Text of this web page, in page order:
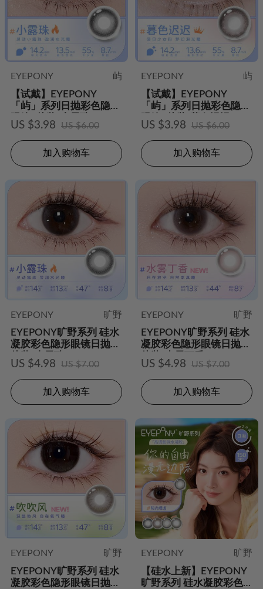
EYEPONY
屿
【试戴】EYEPONY
「屿」系列日抛彩色隐形
眼镜2片装-小露珠
US $3.98 US $6.00
加入购物车
EYEPONY
屿
【试戴】EYEPONY
「屿」系列日抛彩色隐形
眼镜2片装-暮色迟迟
US $3.98 US $6.00
加入购物车
EYEPONY
旷野
EYEPONY旷野系列 硅水
凝胶彩色隐形眼镜日抛2
片装-小露珠
US $4.98 US $7.00
加入购物车
EYEPONY
旷野
EYEPONY旷野系列 硅水
凝胶彩色隐形眼镜日抛2
片装-水雾丁香
US $4.98 US $7.00
加入购物车
EYEPONY
旷野
EYEPONY旷野系列 硅水
凝胶彩色隐形眼镜日抛2
EYEPONY
旷野
【硅水上新】EYEPONY
旷野系列 硅水凝胶彩色